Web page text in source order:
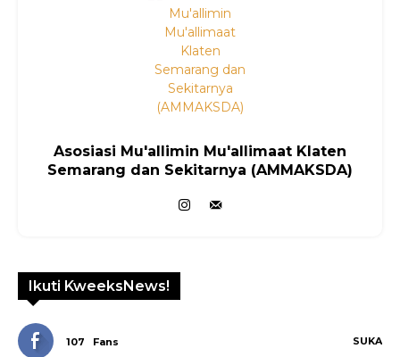
Asosiasi Mu'allimin Mu'allimaat Klaten
Semarang dan Sekitarnya (AMMAKSDA)
Ikuti KweeksNews!
107 Fans SUKA